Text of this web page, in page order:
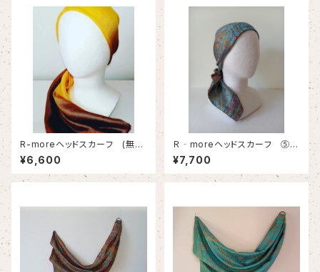
R-moreヘッドスカーフ (無地
ゴールド)
¥6,600
Ｒ‐moreヘッドスカーフ ⑤ー
瑠璃
¥7,700